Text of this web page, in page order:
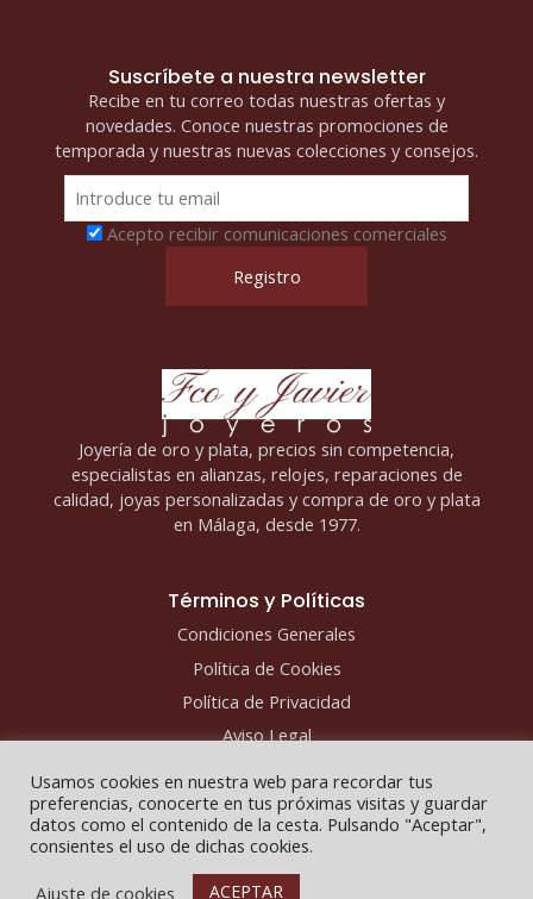
Suscríbete a nuestra newsletter
Recibe en tu correo todas nuestras ofertas y
novedades. Conoce nuestras promociones de
temporada y nuestras nuevas colecciones y consejos.
Acepto recibir comunicaciones comerciales
Joyería de oro y plata, precios sin competencia,
especialistas en alianzas, relojes, reparaciones de
calidad, joyas personalizadas y compra de oro y plata
en Málaga, desde 1977.
Términos y Políticas
Condiciones Generales
Política de Cookies
Política de Privacidad
Aviso Legal
Copyright © 2026 - Fco y Javier Joyeros
Usamos cookies en nuestra web para recordar tus
preferencias, conocerte en tus próximas visitas y guardar
datos como el contenido de la cesta. Pulsando "Aceptar",
consientes el uso de dichas cookies.
Ajuste de cookies
ACEPTAR